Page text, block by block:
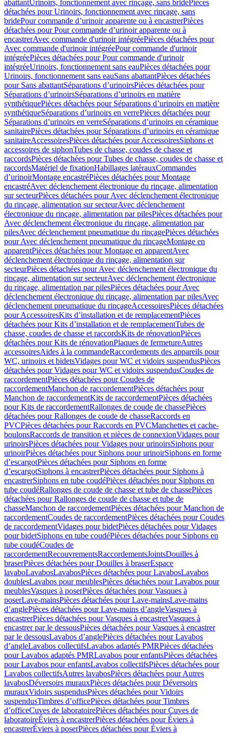
abattantUrinoirs, fonctionnement avec rinçage, sans bridePièces
détachées pour Urinoirs, fonctionnement avec rinçage, sans
bridePour commande d’urinoir apparente ou à encastrerPièces
détachées pour Pour commande d’urinoir apparente ou à
encastrerAvec commande d'urinoir intégréePièces détachées pour
Avec commande d'urinoir intégréePour commande d'urinoir
intégréePièces détachées pour Pour commande d'urinoir
intégréeUrinoirs, fonctionnement sans eauPièces détachées pour
Urinoirs, fonctionnement sans eauSans abattantPièces détachées
pour Sans abattantSéparations d’urinoirsPièces détachées pour
Séparations d’urinoirsSéparations d’urinoirs en matière
synthétiquePièces détachées pour Séparations d’urinoirs en matière
synthétiqueSéparations d’urinoirs en verrePièces détachées pour
Séparations d’urinoirs en verreSéparations d’urinoirs en céramique
sanitairePièces détachées pour Séparations d’urinoirs en céramique
sanitaireAccessoiresPièces détachées pour AccessoiresSiphons et
accessoires de siphonTubes de chasse, coudes de chasse et
raccordsPièces détachées pour Tubes de chasse, coudes de chasse et
raccordsMatériel de fixationHabillages latérauxCommandes
dʼurinoirMontage encastréPièces détachées pour Montage
encastréAvec déclenchement électronique du rinçage, alimentation
sur secteurPièces détachées pour Avec déclenchement électronique
du rinçage, alimentation sur secteurAvec déclenchement
électronique du rinçage, alimentation par pilesPièces détachées pour
Avec déclenchement électronique du rinçage, alimentation par
pilesAvec déclenchement pneumatique du rinçagePièces détachées
pour Avec déclenchement pneumatique du rinçageMontage en
apparentPièces détachées pour Montage en apparentAvec
déclenchement électronique du rinçage, alimentation sur
secteurPièces détachées pour Avec déclenchement électronique du
rinçage, alimentation sur secteurAvec déclenchement électronique
du rinçage, alimentation par pilesPièces détachées pour Avec
déclenchement électronique du rinçage, alimentation par pilesAvec
déclenchement pneumatique du rinçageAccessoiresPièces détachées
pour AccessoiresKits d’installation et de remplacementPièces
détachées pour Kits d’installation et de remplacementTubes de
chasse, coudes de chasse et raccordsKits de rénovationPièces
détachées pour Kits de rénovationPlaques de fermetureAutres
accessoiresAides à la commandeRaccordements des appareils pour
WC, urinoirs et bidetsVidages pour WC et vidoirs suspendusPièces
détachées pour Vidages pour WC et vidoirs suspendusCoudes de
raccordementPièces détachées pour Coudes de
raccordementManchon de raccordementPièces détachées pour
Manchon de raccordementKits de raccordementPièces détachées
pour Kits de raccordementRallonges de coude de chassePièces
détachées pour Rallonges de coude de chasseRaccords en
PVCPièces détachées pour Raccords en PVCManchettes et cache-
boulonsRaccords de transition et pièces de connexionVidages pour
urinoirsPièces détachées pour Vidages pour urinoirsSiphons pour
urinoirPièces détachées pour Siphons pour urinoirSiphons en forme
d’escargotPièces détachées pour Siphons en forme
d’escargotSiphons à encastrerPièces détachées pour Siphons à
encastrerSiphons en tube coudéPièces détachées pour Siphons en
tube coudéRallonges de coude de chasse et tube de chassePièces
détachées pour Rallonges de coude de chasse et tube de
chasseManchon de raccordementPièces détachées pour Manchon de
raccordementCoudes de raccordementPièces détachées pour Coudes
de raccordementVidages pour bidetPièces détachées pour Vidages
pour bidetSiphons en tube coudéPièces détachées pour Siphons en
tube coudéCoudes de
raccordementRecouvrementsRaccordementsJointsDouilles à
braserPièces détachées pour Douilles à braserEspace
lavaboLavabosLavabosPièces détachées pour LavabosLavabos
doublesLavabos pour meublesPièces détachées pour Lavabos pour
meublesVasques à poserPièces détachées pour Vasques à
poserLave-mainsPièces détachées pour Lave-mainsLave-mains
d’anglePièces détachées pour Lave-mains d’angleVasques à
encastrerPièces détachées pour Vasques à encastrerVasques à
encastrer par le dessousPièces détachées pour Vasques à encastrer
par le dessousLavabos d’anglePièces détachées pour Lavabos
d’angleLavabos collectifsLavabos adaptés PMRPièces détachées
pour Lavabos adaptés PMRLavabos pour enfantsPièces détachées
pour Lavabos pour enfantsLavabos collectifsPièces détachées pour
Lavabos collectifsAutres lavabosPièces détachées pour Autres
lavabosDéversoirs murauxPièces détachées pour Déversoirs
murauxVidoirs suspendusPièces détachées pour Vidoirs
suspendusTimbres dʼofficePièces détachées pour Timbres
dʼofficeCuves de laboratoirePièces détachées pour Cuves de
laboratoireÉviers à encastrerPièces détachées pour Éviers à
encastrerÉviers à poserPièces détachées pour Éviers à